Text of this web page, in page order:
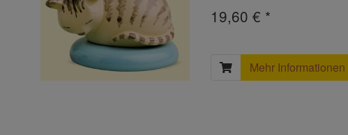
19,60 € *
Mehr Informationen